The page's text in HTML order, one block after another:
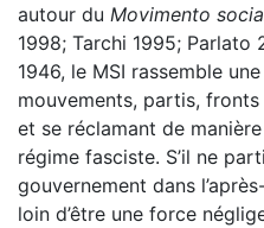
autour du Movimento
1998; Tarchi 1995;
1946, le MSI rassemble
mouvements, partis,
et se réclamant de
régime fasciste. S’il ne
gouvernement dans
loin d’être une force